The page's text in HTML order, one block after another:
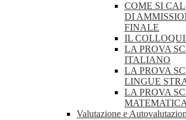
COME SI
DI
FINALE
IL
LA PROVA
ITALIANO
LA PROVA
LINGUE
LA PROVA
MATEMATICA
Valutazione e